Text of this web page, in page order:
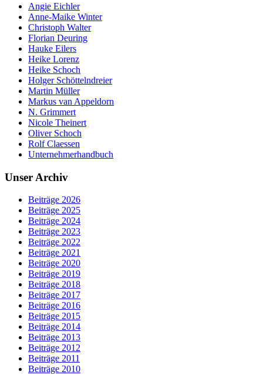
Angie Eichler
Anne-Maike Winter
Christoph Walter
Florian Deuring
Hauke Eilers
Heike Lorenz
Heike Schoch
Holger Schöttelndreier
Martin Müller
Markus van Appeldorn
N. Grimmert
Nicole Theinert
Oliver Schoch
Rolf Claessen
Unternehmerhandbuch
Unser Archiv
Beiträge 2026
Beiträge 2025
Beiträge 2024
Beiträge 2023
Beiträge 2022
Beiträge 2021
Beiträge 2020
Beiträge 2019
Beiträge 2018
Beiträge 2017
Beiträge 2016
Beiträge 2015
Beiträge 2014
Beiträge 2013
Beiträge 2012
Beiträge 2011
Beiträge 2010